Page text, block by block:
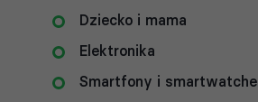
Dziecko i mama
Elektronika
Smartfony i smartwatche